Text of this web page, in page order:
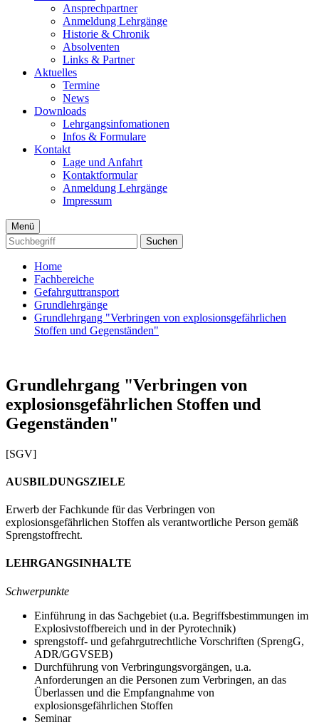
Ansprechpartner
Anmeldung Lehrgänge
Historie & Chronik
Absolventen
Links & Partner
Aktuelles
Termine
News
Downloads
Lehrgangsinfomationen
Infos & Formulare
Kontakt
Lage und Anfahrt
Kontaktformular
Anmeldung Lehrgänge
Impressum
Menü
Suchen
Home
Fachbereiche
Gefahrguttransport
Grundlehrgänge
Grundlehrgang "Verbringen von explosionsgefährlichen
Stoffen und Gegenständen"
Grundlehrgang "Verbringen von
explosionsgefährlichen Stoffen und
Gegenständen"
[SGV]
AUSBILDUNGSZIELE
Erwerb der Fachkunde für das Verbringen von
explosionsgefährlichen Stoffen als verantwortliche Person gemäß
Sprengstoffrecht.
LEHRGANGSINHALTE
Schwerpunkte
Einführung in das Sachgebiet (u.a. Begriffsbestimmungen im
Explosivstoffbereich und in der Pyrotechnik)
sprengstoff- und gefahrgutrechtliche Vorschriften (SprengG,
ADR/GGVSEB)
Durchführung von Verbringungsvorgängen, u.a.
Anforderungen an die Personen zum Verbringen, an das
Überlassen und die Empfangnahme von
explosionsgefährlichen Stoffen
Seminar